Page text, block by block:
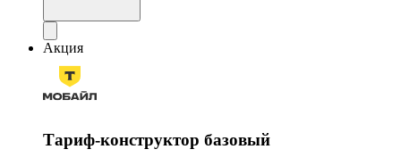
Акция
Тариф-конструктор базовый